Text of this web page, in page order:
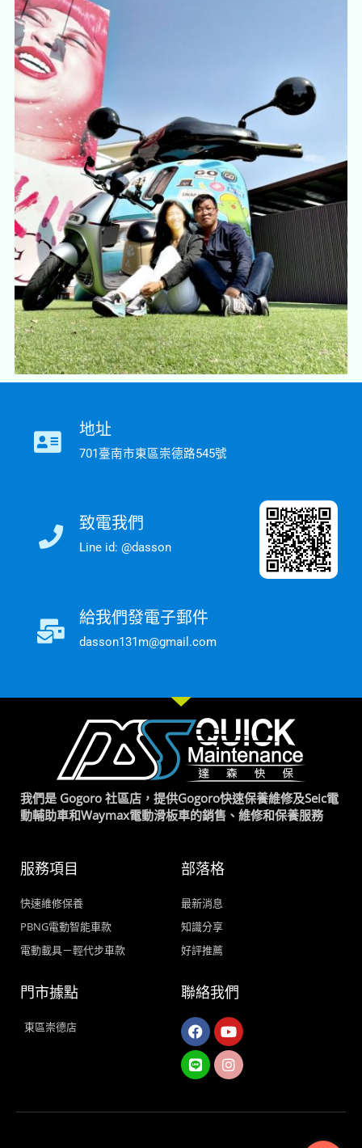
地址
701臺南市東區崇德路545號
致電我們
Line id: @dasson
給我們發電子郵件
dasson131m@gmail.com
我們是 Gogoro 社區店，提供Gogoro快速保養維修及Seic電
動輔助車和Waymax電動滑板車的銷售、維修和保養服務
服務項目
快速維修保養
PBNG電動智能車款
電動載具－輕代步車款
部落格
最新消息
知識分享
好評推薦
門市據點
東區崇德店
聯絡我們
FacebookYoutube
Line Instagram